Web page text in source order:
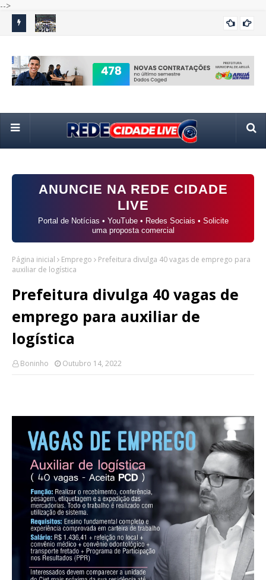
-->
ao início da campanha eleitoral
POLÍTICA
ANUNCIE NA REDE CIDADE
LIVE
Portal de Notícias • YouTube • Redes Sociais • Solicite
uma proposta comercial
Página inicial Emprego
Prefeitura divulga 40 vagas de emprego para
auxiliar de logística
Prefeitura divulga 40 vagas de
emprego para auxiliar de
logística
Boninho Outubro 14, 2022